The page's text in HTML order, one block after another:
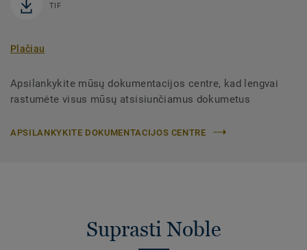
TIF
Plačiau
Apsilankykite mūsų dokumentacijos centre, kad lengvai
rastumėte visus mūsų atsisiunčiamus dokumetus
APSILANKYKITE DOKUMENTACIJOS CENTRE
Suprasti Noble